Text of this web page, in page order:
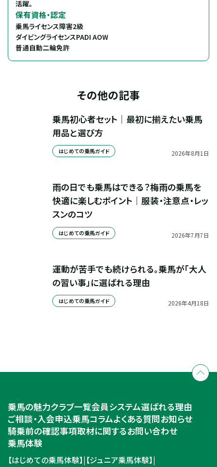
活躍。
保有資格・認定
乗馬ライセンス障害2級
ダイビングライセンスPADI AOW
普通自動二輪免許
その他の記事
乗馬初心者セット｜最初に揃えたい乗馬
用品と選び方
はじめての乗馬ガイド 2026年8月1 日
雨の日でも乗馬はできる？梅雨の乗馬を
快適に楽しむポイント｜服装・注意点・レッ
スンのコツ
はじめての乗馬ガイド 2026年7月7日
運動が苦手でも続けられる。乗馬が「大人
の習い事」に選ばれる理由
はじめての乗馬ガイド 2026年4月18日
入会のご相談・申込
ご相談・入会申込
乗馬の魅力クラブ一覧会員システム選ばれる理由
ご相談・入会申込乗馬コラムよくある質問お知らせ
騎乗前の確認事項取材に関するお問い合わせ
乗馬体験
【はじめての乗馬体験】| 【ジュニア乗馬体験】|